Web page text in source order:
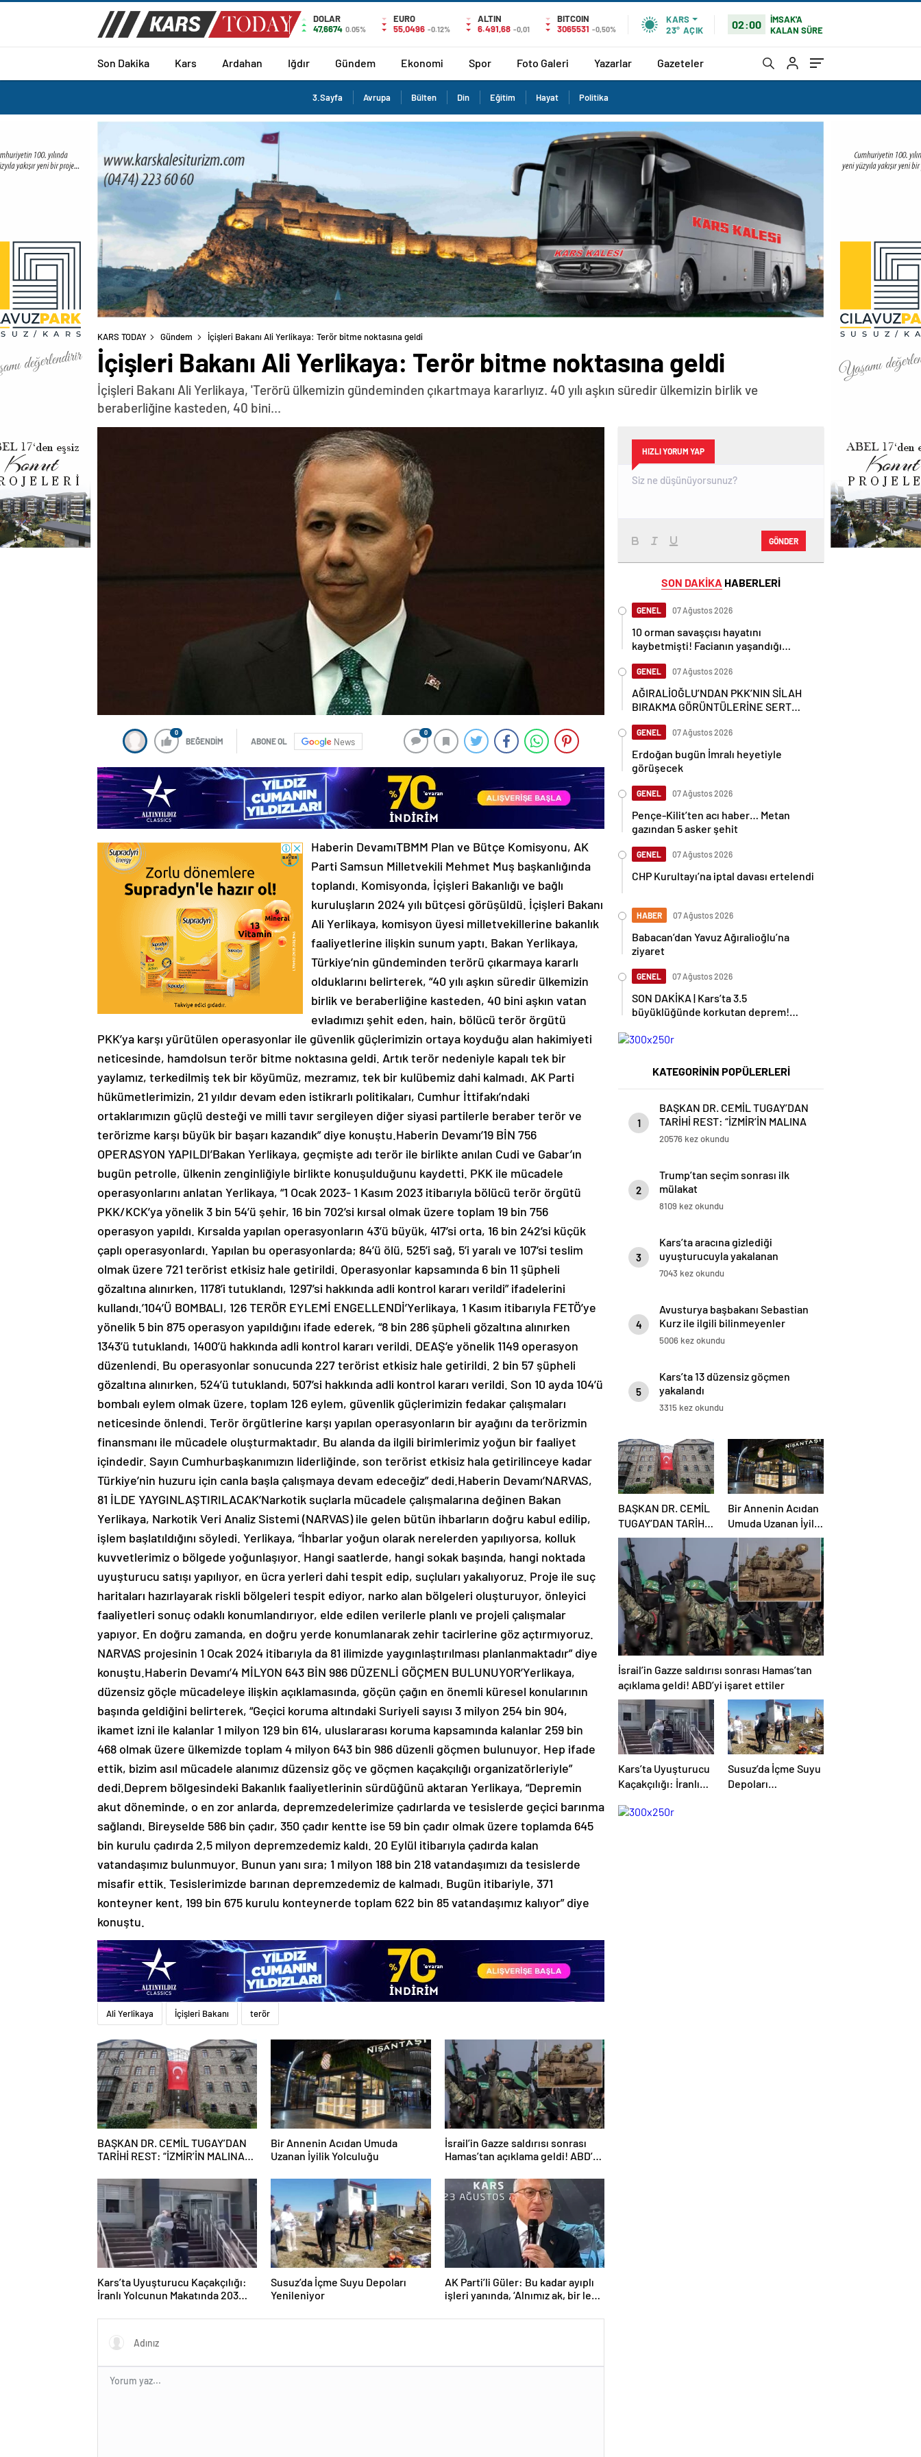
DOLAR
47,6674 0.05%
EURO
55,0496 -0.12%
ALTIN
6.491,68 -0,01
BITCOIN
3065531 -0,50%
KARS
23° AÇIK 02:00
İMSAK'A
KALAN SÜRE
Son Dakika Kars Ardahan Iğdır Gündem Ekonomi Spor Foto Galeri Yazarlar Gazeteler
3.Sayfa Avrupa Bülten Din Eğitim Hayat Politika
KARS TODAY Gündem İçişleri Bakanı Ali Yerlikaya: Terör bitme noktasına geldi
İçişleri Bakanı Ali Yerlikaya: Terör bitme noktasına geldi
İçişleri Bakanı Ali Yerlikaya, 'Terörü ülkemizin gündeminden çıkartmaya kararlıyız. 40 yılı aşkın süredir ülkemizin birlik ve
beraberliğine kasteden, 40 bini...
0
BEĞENDİM ABONE OL News
0
Haberin DevamıTBMM Plan ve Bütçe Komisyonu, AK
Parti Samsun Milletvekili Mehmet Muş başkanlığında
toplandı. Komisyonda, İçişleri Bakanlığı ve bağlı
kuruluşların 2024 yılı bütçesi görüşüldü. İçişleri Bakanı
Ali Yerlikaya, komisyon üyesi milletvekillerine bakanlık
faaliyetlerine ilişkin sunum yaptı. Bakan Yerlikaya,
Türkiye’nin gündeminden terörü çıkarmaya kararlı
olduklarını belirterek, “40 yılı aşkın süredir ülkemizin
birlik ve beraberliğine kasteden, 40 bini aşkın vatan
evladımızı şehit eden, hain, bölücü terör örgütü
PKK’ya karşı yürütülen operasyonlar ile güvenlik güçlerimizin ortaya koyduğu alan hakimiyeti
neticesinde, hamdolsun terör bitme noktasına geldi. Artık terör nedeniyle kapalı tek bir
yaylamız, terkedilmiş tek bir köyümüz, mezramız, tek bir kulübemiz dahi kalmadı. AK Parti
hükümetlerimizin, 21 yıldır devam eden istikrarlı politikaları, Cumhur İttifakı’ndaki
ortaklarımızın güçlü desteği ve milli tavır sergileyen diğer siyasi partilerle beraber terör ve
terörizme karşı büyük bir başarı kazandık” diye konuştu.Haberin Devamı’19 BİN 756
OPERASYON YAPILDI’Bakan Yerlikaya, geçmişte adı terör ile birlikte anılan Cudi ve Gabar’ın
bugün petrolle, ülkenin zenginliğiyle birlikte konuşulduğunu kaydetti. PKK ile mücadele
operasyonlarını anlatan Yerlikaya, “1 Ocak 2023- 1 Kasım 2023 itibarıyla bölücü terör örgütü
PKK/KCK’ya yönelik 3 bin 54’ü şehir, 16 bin 702’si kırsal olmak üzere toplam 19 bin 756
operasyon yapıldı. Kırsalda yapılan operasyonların 43’ü büyük, 417’si orta, 16 bin 242’si küçük
çaplı operasyonlardı. Yapılan bu operasyonlarda; 84’ü ölü, 525’i sağ, 5’i yaralı ve 107’si teslim
olmak üzere 721 terörist etkisiz hale getirildi. Operasyonlar kapsamında 6 bin 11 şüpheli
gözaltına alınırken, 1178’i tutuklandı, 1297’si hakkında adli kontrol kararı verildi” ifadelerini
kullandı.’104’Ü BOMBALI, 126 TERÖR EYLEMİ ENGELLENDİ’Yerlikaya, 1 Kasım itibarıyla FETÖ’ye
yönelik 5 bin 875 operasyon yapıldığını ifade ederek, “8 bin 286 şüpheli gözaltına alınırken
1343’ü tutuklandı, 1400’ü hakkında adli kontrol kararı verildi. DEAŞ’e yönelik 1149 operasyon
düzenlendi. Bu operasyonlar sonucunda 227 terörist etkisiz hale getirildi. 2 bin 57 şüpheli
gözaltına alınırken, 524’ü tutuklandı, 507’si hakkında adli kontrol kararı verildi. Son 10 ayda 104’ü
bombalı eylem olmak üzere, toplam 126 eylem, güvenlik güçlerimizin fedakar çalışmaları
neticesinde önlendi. Terör örgütlerine karşı yapılan operasyonların bir ayağını da terörizmin
finansmanı ile mücadele oluşturmaktadır. Bu alanda da ilgili birimlerimiz yoğun bir faaliyet
içindedir. Sayın Cumhurbaşkanımızın liderliğinde, son terörist etkisiz hala getirilinceye kadar
Türkiye’nin huzuru için canla başla çalışmaya devam edeceğiz” dedi.Haberin Devamı’NARVAS,
81 İLDE YAYGINLAŞTIRILACAK’Narkotik suçlarla mücadele çalışmalarına değinen Bakan
Yerlikaya, Narkotik Veri Analiz Sistemi (NARVAS) ile gelen bütün ihbarların doğru kabul edilip,
işlem başlatıldığını söyledi. Yerlikaya, “İhbarlar yoğun olarak nerelerden yapılıyorsa, kolluk
kuvvetlerimiz o bölgede yoğunlaşıyor. Hangi saatlerde, hangi sokak başında, hangi noktada
uyuşturucu satışı yapılıyor, en ücra yerleri dahi tespit edip, suçluları yakalıyoruz. Proje ile suç
haritaları hazırlayarak riskli bölgeleri tespit ediyor, narko alan bölgeleri oluşturuyor, önleyici
faaliyetleri sonuç odaklı konumlandırıyor, elde edilen verilerle planlı ve projeli çalışmalar
yapıyor. En doğru zamanda, en doğru yerde konumlanarak zehir tacirlerine göz açtırmıyoruz.
NARVAS projesinin 1 Ocak 2024 itibarıyla da 81 ilimizde yaygınlaştırılması planlanmaktadır” diye
konuştu.Haberin Devamı’4 MİLYON 643 BİN 986 DÜZENLİ GÖÇMEN BULUNUYOR’Yerlikaya,
düzensiz göçle mücadeleye ilişkin açıklamasında, göçün çağın en önemli küresel konularının
başında geldiğini belirterek, “Geçici koruma altındaki Suriyeli sayısı 3 milyon 254 bin 904,
ikamet izni ile kalanlar 1 milyon 129 bin 614, uluslararası koruma kapsamında kalanlar 259 bin
468 olmak üzere ülkemizde toplam 4 milyon 643 bin 986 düzenli göçmen bulunuyor. Hep ifade
ettik, bizim asıl mücadele alanımız düzensiz göç ve göçmen kaçakçılığı organizatörleriyle”
dedi.Deprem bölgesindeki Bakanlık faaliyetlerinin sürdüğünü aktaran Yerlikaya, “Depremin
akut döneminde, o en zor anlarda, depremzedelerimize çadırlarda ve tesislerde geçici barınma
sağlandı. Bireyselde 586 bin çadır, 350 çadır kentte ise 59 bin çadır olmak üzere toplamda 645
bin kurulu çadırda 2,5 milyon depremzedemiz kaldı. 20 Eylül itibarıyla çadırda kalan
vatandaşımız bulunmuyor. Bunun yanı sıra; 1 milyon 188 bin 218 vatandaşımızı da tesislerde
misafir ettik. Tesislerimizde barınan depremzedemiz de kalmadı. Bugün itibariyle, 371
konteyner kent, 199 bin 675 kurulu konteynerde toplam 622 bin 85 vatandaşımız kalıyor” diye
konuştu.
Ali Yerlikaya İçişleri Bakanı terör
BAŞKAN DR. CEMİL TUGAY’DAN
TARİHİ REST: “İZMİR’İN MALINA
KİMSEYE YEDİRMEM!”
Bir Annenin Acıdan Umuda
Uzanan İyilik Yolculuğu
İsrail’in Gazze saldırısı sonrası
Hamas’tan açıklama geldi! ABD’yi
Kars’ta Uyuşturucu Kaçakçılığı:
İranlı Yolcunun Makatında 203
Susuz’da İçme Suyu Depoları
Yenileniyor
AK Parti’li Güler: Bu kadar ayıplı
işleri yanında, ‘Alnımız ak, bir leke
HIZLI YORUM YAP
GÖNDER
SON DAKİKA HABERLERİ
GENEL 07 Ağustos 2026
10 orman savaşçısı hayatını
kaybetmişti! Facianın yaşandığı
GENEL 07 Ağustos 2026
AĞIRALİOĞLU’NDAN PKK’NIN SİLAH
BIRAKMA GÖRÜNTÜLERİNE SERT
GENEL 07 Ağustos 2026
Erdoğan bugün İmralı heyetiyle
görüşecek
GENEL 07 Ağustos 2026
Pençe-Kilit’ten acı haber… Metan
gazından 5 asker şehit
GENEL 07 Ağustos 2026
CHP Kurultayı’na iptal davası ertelendi
HABER 07 Ağustos 2026
Babacan’dan Yavuz Ağıralioğlu’na
ziyaret
GENEL 07 Ağustos 2026
SON DAKİKA | Kars’ta 3.5
büyüklüğünde korkutan deprem!
KATEGORİNİN POPÜLERLERİ
1
BAŞKAN DR. CEMİL TUGAY’DAN
TARİHİ REST: “İZMİR’İN MALINA
ÇÖKTÜRMEM, HALKIN HAKKINI
20576 kez okundu
2
Trump’tan seçim sonrası ilk
mülakat
8109 kez okundu
3
Kars’ta aracına gizlediği
uyuşturucuyla yakalanan
sürücüye gözaltı
7043 kez okundu
4
Avusturya başbakanı Sebastian
Kurz ile ilgili bilinmeyenler
5006 kez okundu
5
Kars’ta 13 düzensiz göçmen
yakalandı
3315 kez okundu
BAŞKAN DR. CEMİL
TUGAY’DAN TARİHİ
REST: “İZMİR’İN
MALINA
ÇÖKTÜRMEM,
HALKIN HAKKINI
KİMSEYE
YEDİRMEM!”
Bir Annenin Acıdan
Umuda Uzanan İyilik
Yolculuğu
İsrail’in Gazze saldırısı sonrası Hamas’tan
açıklama geldi! ABD’yi işaret ettiler
Kars’ta Uyuşturucu
Kaçakçılığı: İranlı
203 Gram
Susuz’da İçme Suyu
Depoları